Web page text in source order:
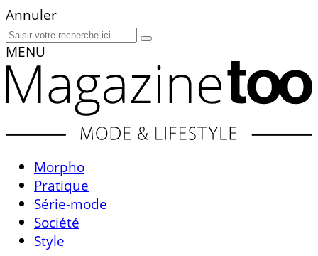
Annuler
MENU
Morpho
Pratique
Série-mode
Société
Style